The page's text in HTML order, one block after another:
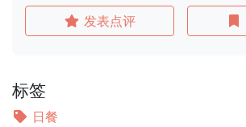
发表点评
标签
日餐